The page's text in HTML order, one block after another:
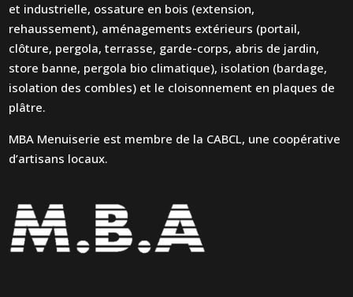
et industrielle, ossature en bois (extension,
rehaussement), aménagements extérieurs (portail,
clôture, pergola, terrasse, garde-corps, abris de jardin,
store banne, pergola bio climatique), isolation (bardage,
isolation des combles) et le cloisonnement en plaques de
plâtre.
MBA Menuiserie est membre de la CABCL, une coopérative
d’artisans locaux.